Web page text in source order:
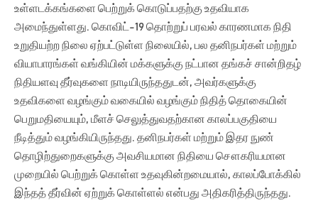
உள்ளடக்கங்களை பெற்றுக் கொடுப்பதற்கு உதவியாக
அமைந்துள்ளது. கொவிட்-19 தொற்றுப் பரவல் காரணமாக நிதி
உறுதியற்ற நிலை ஏற்பட்டுள்ள நிலையில், பல தனிநபர்கள் மற்றும்
வியாபாரங்கள் வங்கியின் மக்களுக்கு நட்பான தங்கச் சான்றிதழ்
நிதியளவு தீர்வுகளை நாடியிருந்ததுடன், அவர்களுக்கு
உதவிகளை வழங்கும் வகையில் வழங்கும் நிதித் தொகையின்
பெறுமதியையும், மீளச் செலுத்துவதற்கான காலப்பகுதியை
நீடித்தும் வழங்கியிருந்தது. தனிநபர்கள் மற்றும் இதர நுண்
தொழிற்துறைகளுக்கு அவசியமான நிதியை சௌகரியமான
முறையில் பெற்றுக் கொள்ள உதவுகின்றமையால், காலப்போக்கில்
இந்தத் தீர்வின் ஏற்றுக் கொள்ளல் என்பது அதிகரித்திருந்தது.